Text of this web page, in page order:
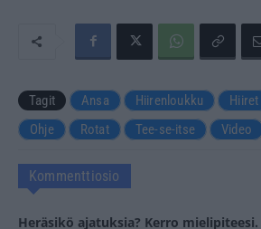
Tagit Ansa Hiirenloukku Hiiret
Ohje
Rotat Tee-se-itse Video
Kommenttiosio
Heräsikö ajatuksia? Kerro mielipiteesi.